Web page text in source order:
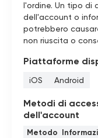
l'ordine. Un tipo di
dell'account o
potrebbero
non riuscita o
Piattaforme
iOS Android
Metodi di
dell'account
Metodo